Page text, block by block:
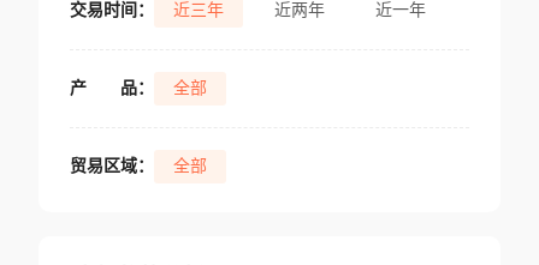
交易时间： 近三年 近两年 近一年
产 品： 全部
贸易区域： 全部